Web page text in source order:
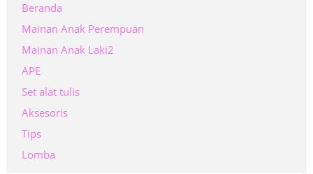
Beranda
Mainan Anak Perempuan
Mainan Anak Laki2
APE
Set alat tulis
Aksesoris
Tips
Lomba